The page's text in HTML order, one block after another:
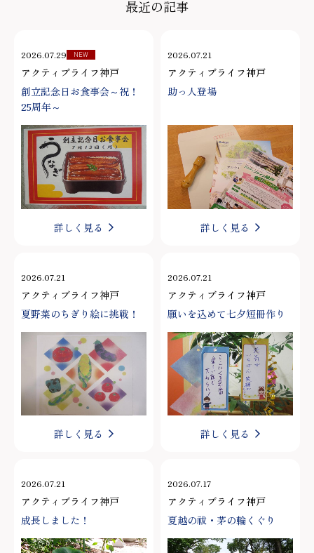
最近の記事
2026.07.29 NEW
アクティブライフ神戸
創立記念日お食事会～祝！
25周年～
詳しく見る
2026.07.21
アクティブライフ神戸
助っ人登場
詳しく見る
2026.07.21
アクティブライフ神戸
夏野菜のちぎり絵に挑戦！
詳しく見る
2026.07.21
アクティブライフ神戸
願いを込めて七夕短冊作り
詳しく見る
2026.07.21
アクティブライフ神戸
成長しました！
2026.07.17
アクティブライフ神戸
夏越の祓・茅の輪くぐり